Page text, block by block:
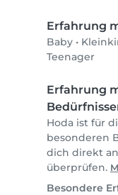
Erfahrung
Baby •
Teenager
Erfahrung
Hoda ist für
besonderen
dich direkt
überprüfen.
Besondere